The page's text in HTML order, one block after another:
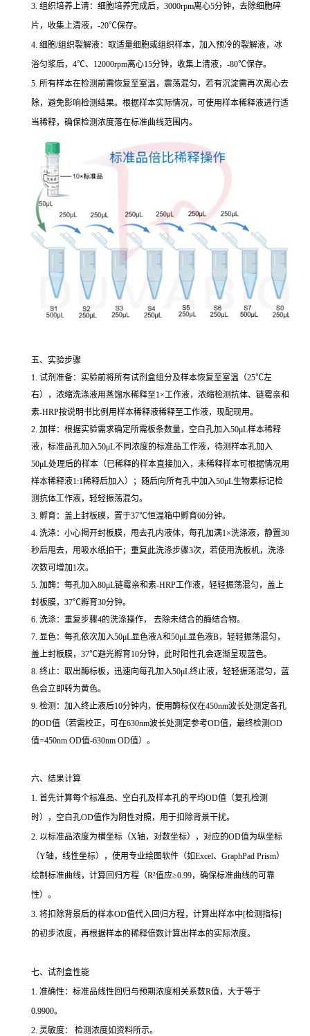
3. 组织培养上清：细胞培养完成后，3000rpm离心5分钟，去除细胞碎
片，收集上清液，-20℃保存。
4. 细胞/组织裂解液：取适量细胞或组织样本，加入预冷的裂解液，冰
浴匀浆后，4℃、12000rpm离心15分钟，收集上清液，-80℃保存。
5. 所有样本在检测前需恢复至室温，震荡混匀，若有沉淀需再次离心去
除，避免影响检测结果。根据样本实际情况，可使用样本稀释液进行适
当稀释，确保检测浓度落在标准曲线范围内。
五、实验步骤
1. 试剂准备：实验前将所有试剂盒组分及样本恢复至室温（25℃左
右），浓缩洗涤液用蒸馏水稀释至1×工作液，浓缩检测抗体、链霉亲和
素-HRP按说明书比例用样本稀释液稀释至工作液，现配现用。
2. 加样：根据实验需求确定所需板条数量，空白孔加入50μL样本稀释
液，标准品孔加入50μL不同浓度的标准品工作液，待测样本孔加入
50μL处理后的样本（已稀释的样本直接加入，未稀释样本可根据情况用
样本稀释液1:1稀释后加入）；随后向所有孔中加入50μL生物素标记检
测抗体工作液，轻轻振荡混匀。
3. 孵育：盖上封板膜，置于37℃恒温箱中孵育60分钟。
4. 洗涤：小心揭开封板膜，甩去孔内液体，每孔加满1×洗涤液，静置30
秒后甩去，用吸水纸拍干；重复此洗涤步骤3次，若使用洗板机，洗涤
次数可增加1次。
5. 加酶：每孔加入80μL链霉亲和素-HRP工作液，轻轻振荡混匀，盖上
封板膜，37℃孵育30分钟。
6. 洗涤：重复步骤4的洗涤操作， 去除未结合的酶结合物。
7. 显色：每孔依次加入50μL显色液A和50μL显色液B，轻轻振荡混匀，
盖上封板膜，37℃避光孵育10分钟，此时阳性孔会逐渐呈现蓝色。
8. 终止：取出酶标板，迅速向每孔加入50μL终止液，轻轻振荡混匀，蓝
色会立即转为黄色。
9. 检测：加入终止液后10分钟内，使用酶标仪在450nm波长处测定各孔
的OD值（若需校正，可在630nm波长处测定参考OD值，最终检测OD
值=450nm OD值-630nm OD值）。
六、结果计算
1. 首先计算每个标准品、空白孔及样本孔的平均OD值（复孔检测
时），空白孔OD值作为阴性对照，用于扣除背景干扰。
2. 以标准品浓度为横坐标（X轴，对数坐标），对应的OD值为纵坐标
（Y轴，线性坐标），使用专业绘图软件（如Excel、GraphPad Prism）
绘制标准曲线，计算回归方程（R²值应≥0.99，确保标准曲线的可靠
性）。
3. 将扣除背景后的样本OD值代入回归方程，计算出样本中[检测指标]
的初步浓度，再根据样本的稀释倍数计算出样本的实际浓度。
七、试剂盒性能
1. 准确性：标准品线性回归与预期浓度相关系数R值，大于等于
0.9900。
2. 灵敏度： 检测浓度如资料所示。